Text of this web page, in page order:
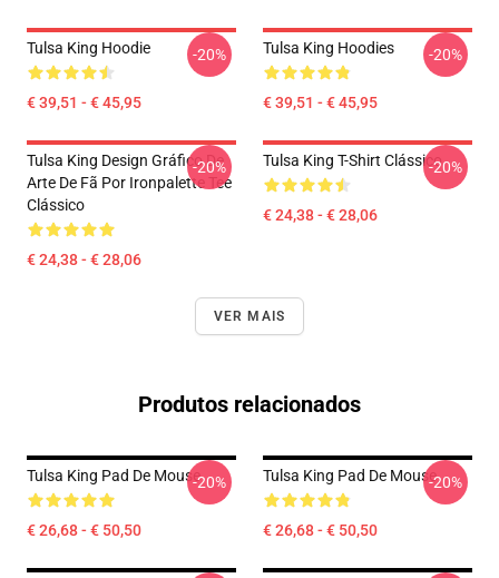
Tulsa King Hoodie
€ 39,51 - € 45,95
-20% Tulsa King Hoodies
€ 39,51 - € 45,95
-20%
Tulsa King Design Gráfico De
Arte De Fã Por Ironpalette Tee
Clássico
€ 24,38 - € 28,06
-20% Tulsa King T-Shirt Clássico
€ 24,38 - € 28,06
-20%
VER MAIS
Produtos relacionados
Tulsa King Pad De Mouse
€ 26,68 - € 50,50
-20% Tulsa King Pad De Mouse
€ 26,68 - € 50,50
-20%